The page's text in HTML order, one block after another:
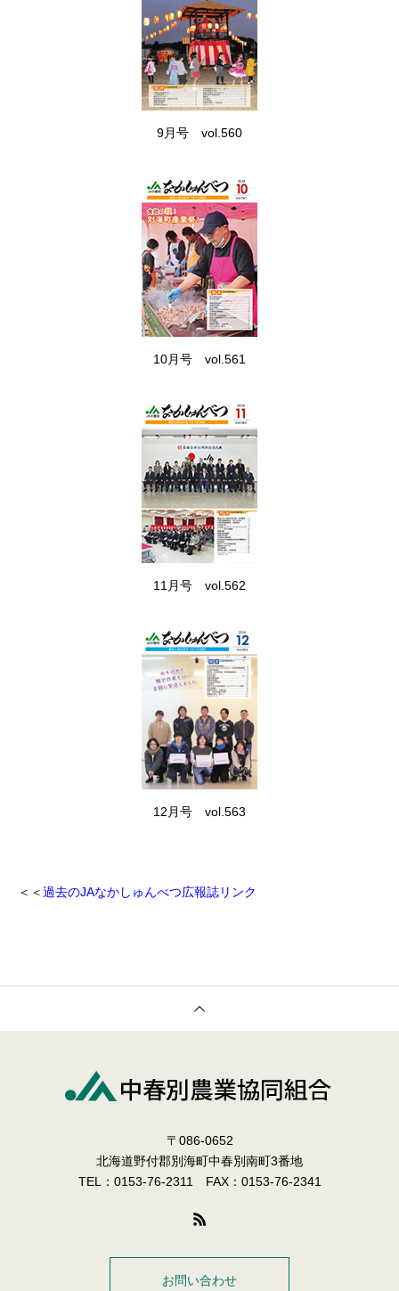
9月号 vol.560
10月号 vol.561
11月号 vol.562
12月号 vol.563
＜＜過去のJAなかしゅんべつ広報誌リンク
〒086-0652
北海道野付郡別海町中春別南町3番地
TEL：0153-76-2311 FAX：0153-76-2341
お問い合わせ